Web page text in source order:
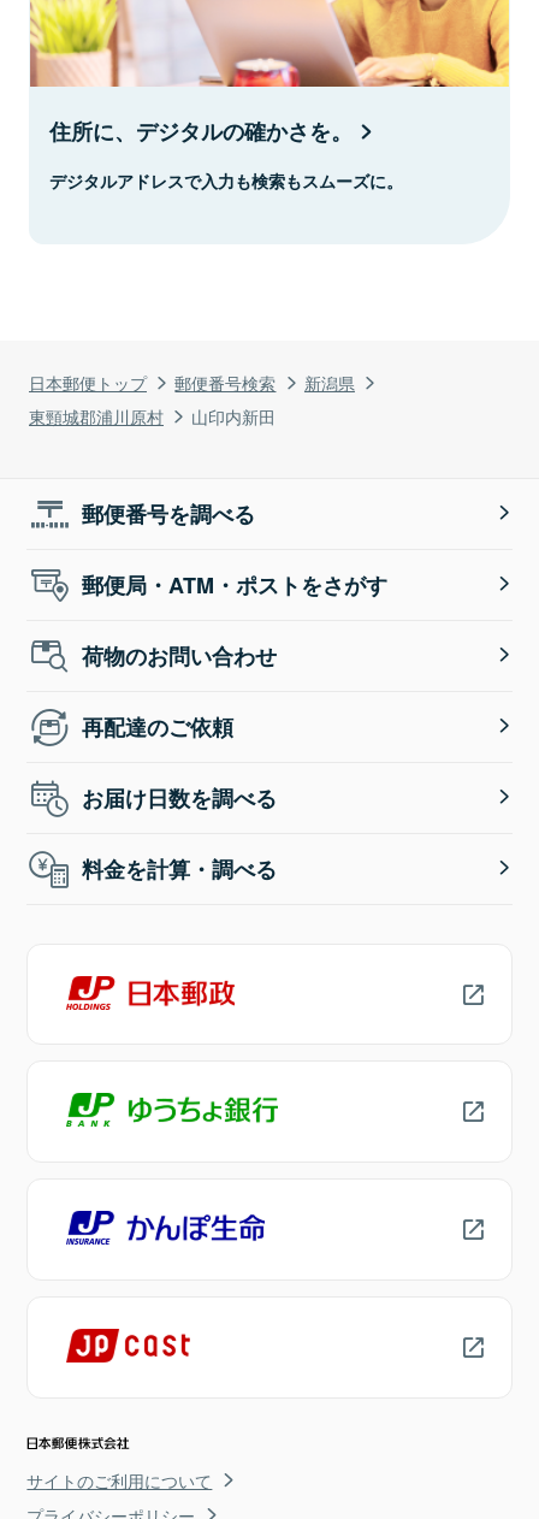
日本郵便トップ 郵便番号検索
新潟県
東頸城郡浦川原村
山印内新田
住所に、デジタルの確かさを。
デジタルアドレスで入力も検索もスムーズに。
郵便番号を調べる
郵便局・ATM・ポストをさがす
荷物のお問い合わせ
再配達のご依頼
お届け日数を調べる
料金を計算・調べる
サイトのご利用について